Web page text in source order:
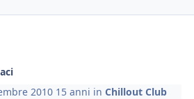
2010 15 anni inChillout Club